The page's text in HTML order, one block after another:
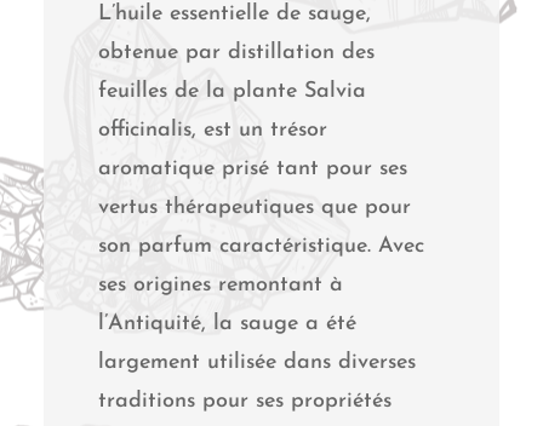
L’huile essentielle de sauge,
obtenue par distillation des
feuilles de la plante Salvia
officinalis, est un trésor
aromatique prisé tant pour ses
vertus thérapeutiques que pour
son parfum caractéristique. Avec
ses origines remontant à
l’Antiquité, la sauge a été
largement utilisée dans diverses
traditions pour ses propriétés